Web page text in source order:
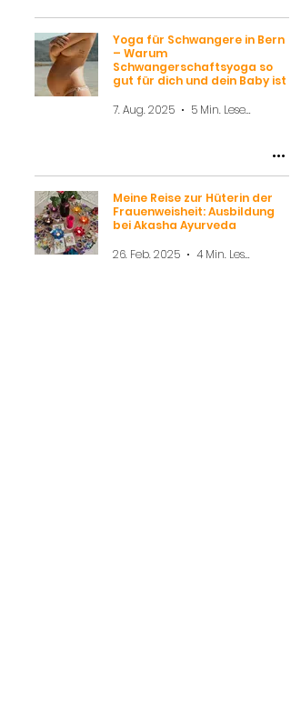
Yoga für Schwangere in Bern
– Warum
Schwangerschaftsyoga so
gut für dich und dein Baby ist
7. Aug. 2025
5 Min. Lesezeit
Meine Reise zur Hüterin der
Frauenweisheit: Ausbildung
bei Akasha Ayurveda
26. Feb. 2025
4 Min. Lesezeit